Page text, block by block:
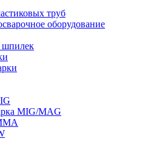
труб
оборудование
шпилек
MIG/MAG